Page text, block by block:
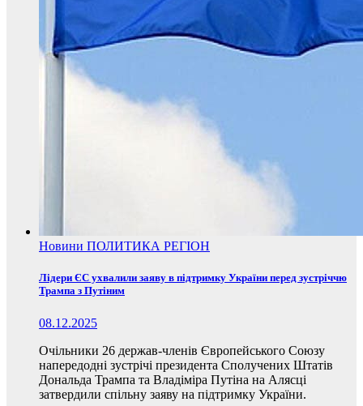
Новини ПОЛИТИКА РЕГІОН
Лідери ЄС ухвалили заяву в підтримку України перед зустріччю
Трампа з Путіним
08.12.2025
Очільники 26 держав-членів Європейського Союзу
напередодні зустрічі президента Сполучених Штатів
Дональда Трампа та Владіміра Путіна на Алясці
затвердили спільну заяву на підтримку України.